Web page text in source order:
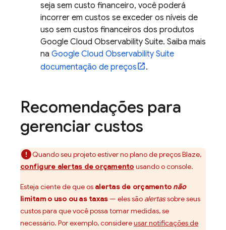
seja sem custo financeiro, você poderá
incorrer em custos se exceder os níveis de
uso sem custos financeiros dos produtos
Google Cloud Observability Suite. Saiba mais
na Google Cloud Observability Suite
documentação de preços
.
Recomendações para
gerenciar custos
Quando seu projeto estiver no plano de preços Blaze,
configure alertas de orçamento usando o console.
Esteja ciente de que os alertas de orçamento não
limitam o uso ou as taxas— eles são alertassobre seus
custos para que você possa tomar medidas, se
necessário. Por exemplo, considereusar notificações de